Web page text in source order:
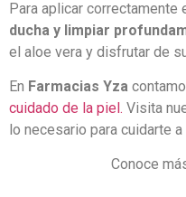
Para aplicar correctamente
ducha y limpiar
el aloe vera y disfrutar de
En Farmacias Yza
cuidado de la piel. Visita
lo necesario para cuidarte
Conoce